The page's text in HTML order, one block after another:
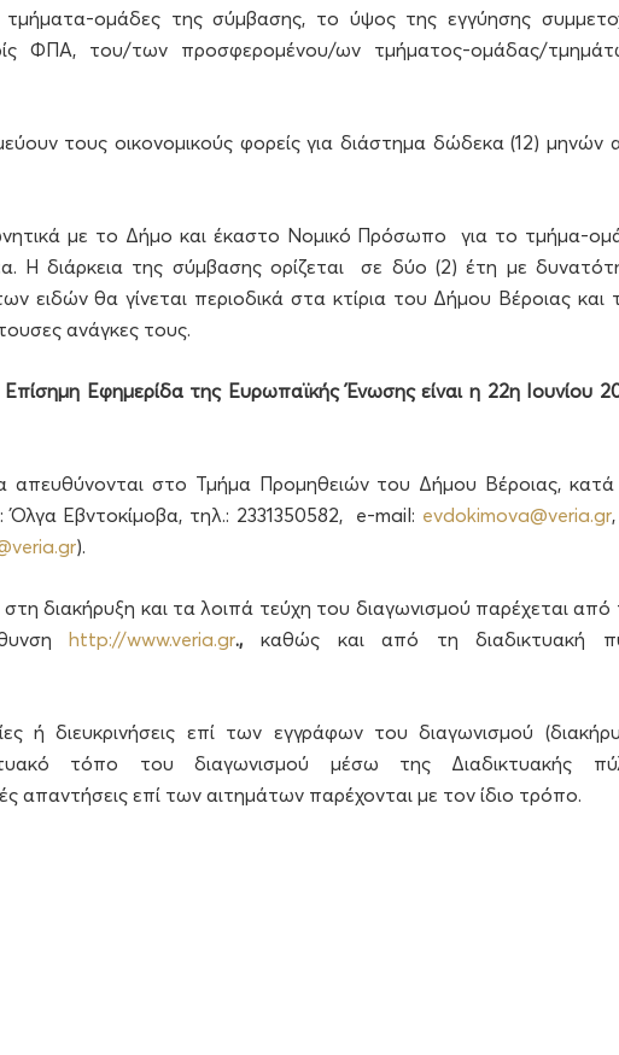
ομάδες της σύμβασης, το ύψος της εγγύησης
ΦΠΑ, του/των προσφερομένου/ων τμήματος-ομάδας/
τους οικονομικούς φορείς για διάστημα δώδεκα (12) μηνών
με το Δήμο και έκαστο Νομικό Πρόσωπο για το τμήμα-
Η διάρκεια της σύμβασης ορίζεται σε δύο (2) έτη με
ειδών θα γίνεται περιοδικά στα κτίρια του Δήμου Βέροιας και
ανάγκες τους.
Εφημερίδα της Ευρωπαϊκής Ένωσης είναι η 22η Ιουνίου
απευθύνονται στο Τμήμα Προμηθειών του Δήμου Βέροιας, κατά
Όλγα Εβντοκίμοβα, τηλ.: 2331350582, e-mail: evdokimova@veria.gr
).
διακήρυξη και τα λοιπά τεύχη του διαγωνισμού παρέχεται από
http://www.veria.gr., καθώς και από τη διαδικτυακή
ή διευκρινήσεις επί των εγγράφων του διαγωνισμού
τόπο του διαγωνισμού μέσω της Διαδικτυακής
απαντήσεις επί των αιτημάτων παρέχονται με τον ίδιο τρόπο.